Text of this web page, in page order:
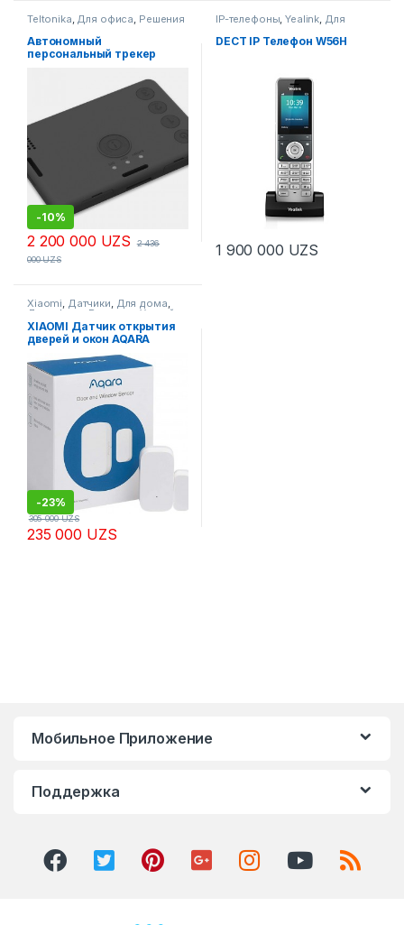
Teltonika, Для офиса, Решения
Автономный
персональный трекер
-10%
2 200 000 UZS
2 436
000UZS
IP-телефоны,Yealink, Для
Для офиса Решения
DECT IP Телефон W56H
1 900 000 UZS
Xiaomi, Датчики, Для дома,
Для офиса Решения ,Умный
Дом
XIAOMI Датчик открытия
дверей и окон AQARA
(MCCGQ11LM), Белый
-23%
235 000 UZS
305 000UZS
Мобильное Приложение
Поддержка